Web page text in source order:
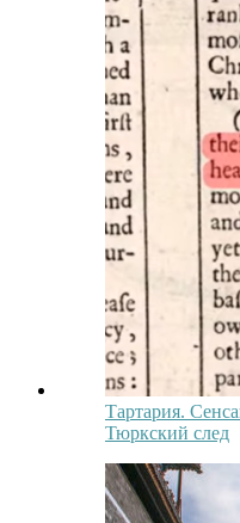
Тартария.
Тюркский след